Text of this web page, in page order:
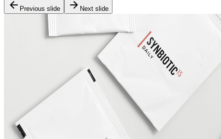
Previous slide Next slide